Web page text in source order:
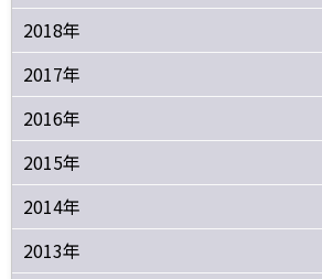
2018年
2017年
2016年
2015年
2014年
2013年